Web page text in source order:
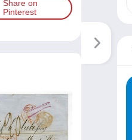
Share on
Pinterest